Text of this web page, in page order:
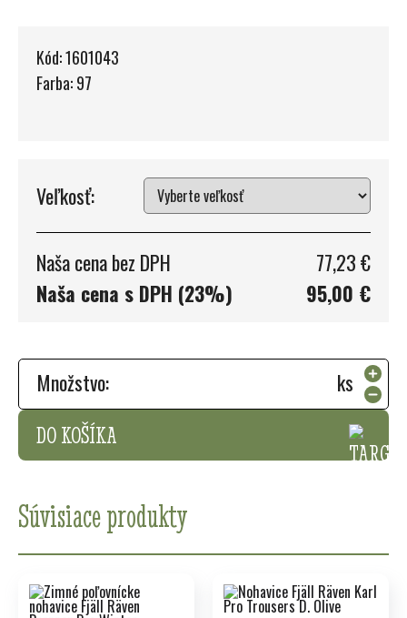
Kód: 1601043
Farba: 97
Veľkosť:
Naša cena bez DPH
77,23 €
Naša cena s DPH (23%)
95,00 €
Množstvo:
ks
DO KOŠÍKA
Súvisiace produkty